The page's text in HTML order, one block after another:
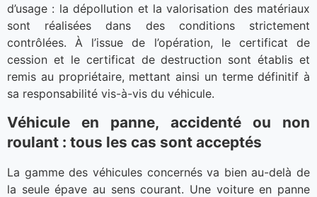
d’usage : la dépollution et la valorisation des matériaux
sont réalisées dans des conditions strictement
contrôlées. À l’issue de l’opération, le certificat de
cession et le certificat de destruction sont établis et
remis au propriétaire, mettant ainsi un terme définitif à
sa responsabilité vis-à-vis du véhicule.
Véhicule en panne, accidenté ou non
roulant : tous les cas sont acceptés
La gamme des véhicules concernés va bien au-delà de
la seule épave au sens courant. Une voiture en panne